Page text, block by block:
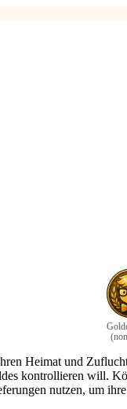
Heimat und
kontrollieren will.
nutzen, um